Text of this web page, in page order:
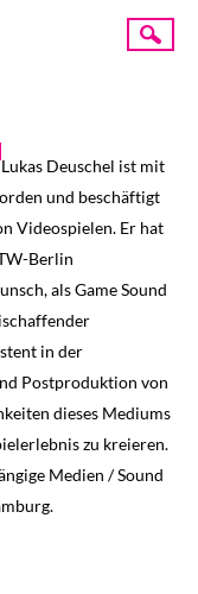
Suche
Lukas Deuschel ist mit
und beschäftigt
Videospielen. Er hat
Berlin
als Game Sound
in der
Postproduktion von
dieses Mediums
zu kreieren.
Medien / Sound